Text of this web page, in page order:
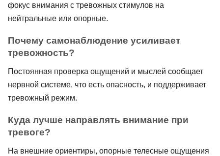
фокус внимания с тревожных стимулов на
нейтральные или опорные.
Почему самонаблюдение усиливает
тревожность?
Постоянная проверка ощущений и мыслей сообщает
нервной системе, что есть опасность, и поддерживает
тревожный режим.
Куда лучше направлять внимание при
тревоге?
На внешние ориентиры, опорные телесные ощущения